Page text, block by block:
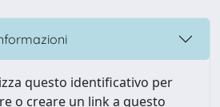
questo identificativo per
o creare un link a questo